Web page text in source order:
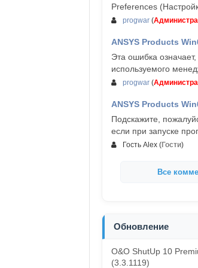
Preferences
progwar (
ANSYS Products
Эта ошибка означает,
используемого
progwar (
ANSYS Products
Подскажите,
если при запуске
Гость Alex (Гости)
Все
Обновление
O&O ShutUp 10
(3.3.1119)